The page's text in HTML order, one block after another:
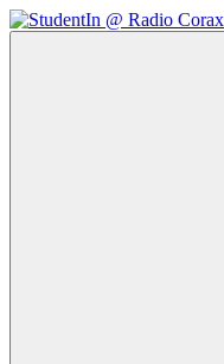
Zum
Inhalt